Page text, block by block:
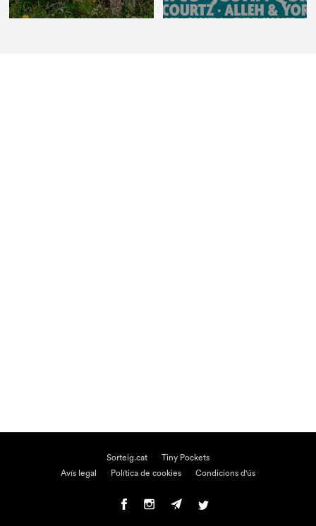
Sorteig.cat
Tiny Pockets
Avís legal
Política de cookies Condicions d'ús